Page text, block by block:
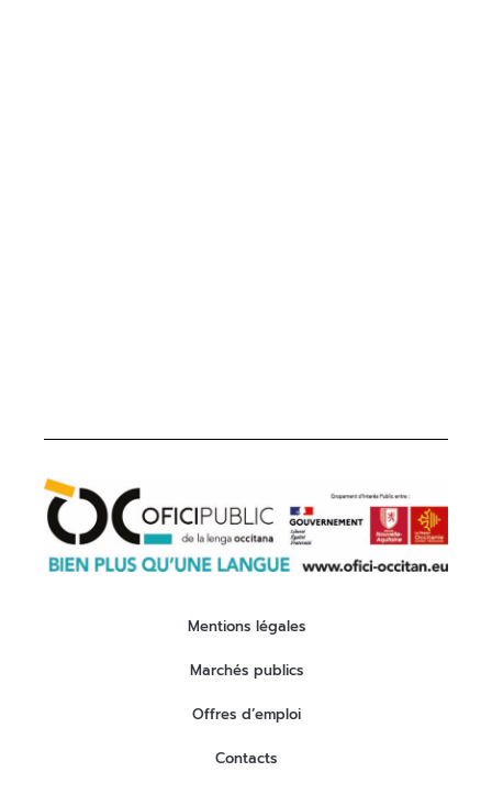
Mentions légales
Marchés publics
Offres d’emploi
Contacts